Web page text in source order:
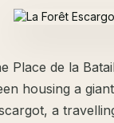
Place de la
housing a
a